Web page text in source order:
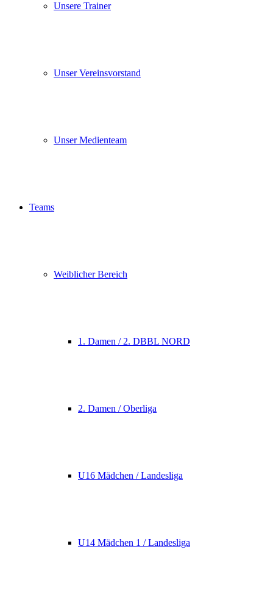
Unsere Trainer
Unser Vereinsvorstand
Unser Medienteam
Teams
Weiblicher Bereich
1. Damen / 2. DBBL NORD
2. Damen / Oberliga
U16 Mädchen / Landesliga
U14 Mädchen 1 / Landesliga